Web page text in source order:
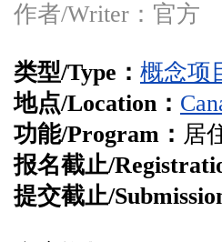
作者/Writer：官方
类型/Type： 概念项
地点/Location：
功能/Program： 居
报名截止/
提交截止/